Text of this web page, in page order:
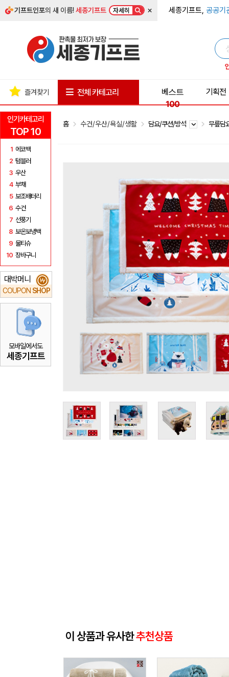
기프트인포의 새 이름!세종기프트 자세히 × 세종기프트, 공공기
인기카테고리
TOP 10
1 에코백
2 텀블러
3 우산
4 부채
5 보조배터리
6 수건
7 선풍기
8 보온보냉백
9 물티슈
10 장바구니
대박머니
COUPON SHOP
₩
모바일에서도
세종기프트
즐겨찾기 전체 카테고리
베스트
100
기획전
홈 수건/우산/욕실/생활 담요/쿠션/방석 무릎
이 상품과 유사한추천상품